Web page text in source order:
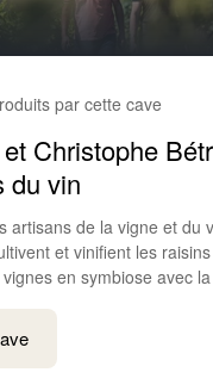
par cette cave
Christophe
du vin
artisans de la vigne et du
et vinifient les
en symbiose avec